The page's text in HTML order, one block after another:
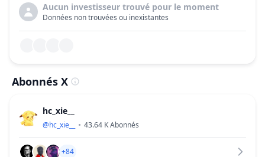
Aucun investisseur trouvé pour le moment
Données non trouvées ou inexistantes
Abonnés X
hc_xie__
@hc_xie__ 43.64 KAbonnés
+84